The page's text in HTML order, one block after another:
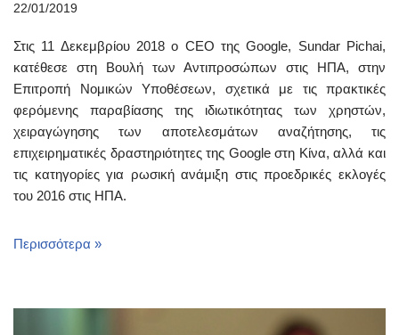
22/01/2019
Στις 11 Δεκεμβρίου 2018 ο CEO της Google, Sundar Pichai,
κατέθεσε στη Βουλή των Αντιπροσώπων στις ΗΠΑ, στην
Επιτροπή Νομικών Υποθέσεων, σχετικά με τις πρακτικές
φερόμενης παραβίασης της ιδιωτικότητας των χρηστών,
χειραγώγησης των αποτελεσμάτων αναζήτησης, τις
επιχειρηματικές δραστηριότητες της Google στη Κίνα, αλλά και
τις κατηγορίες για ρωσική ανάμιξη στις προεδρικές εκλογές
του 2016 στις ΗΠΑ.
Περισσότερα »